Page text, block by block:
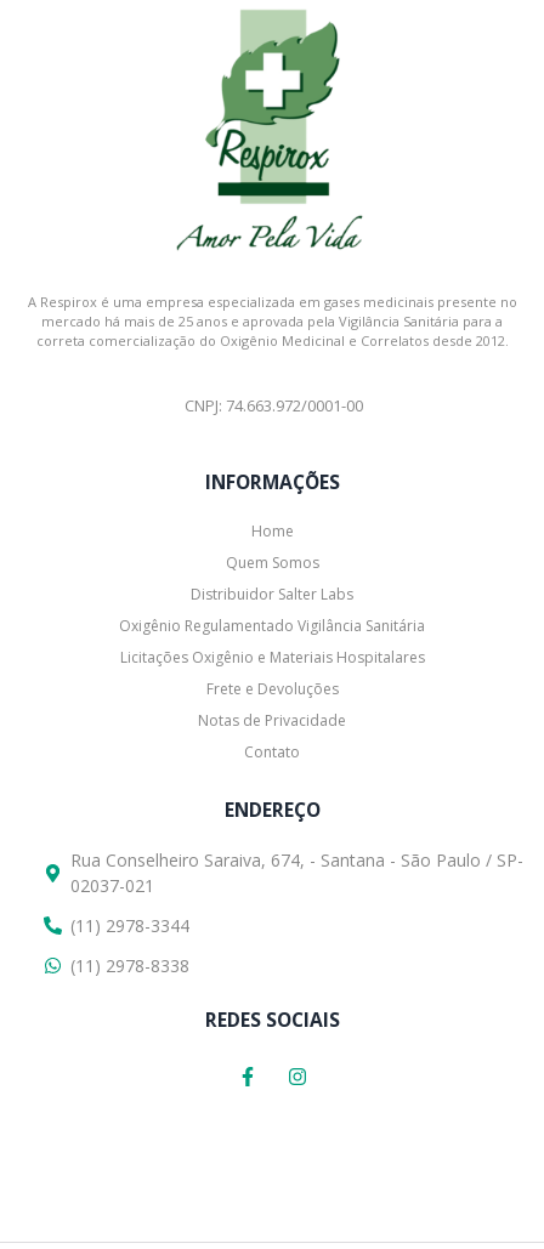
A Respirox é uma empresa especializada em gases medicinais presente no
mercado há mais de 25 anos e aprovada pela Vigilância Sanitária para a
correta comercialização do Oxigênio Medicinal e Correlatos desde 2012.
CNPJ: 74.663.972/0001-00
INFORMAÇÕES
Home
Quem Somos
Distribuidor Salter Labs
Oxigênio Regulamentado Vigilância Sanitária
Licitações Oxigênio e Materiais Hospitalares
Frete e Devoluções
Notas de Privacidade
Contato
ENDEREÇO
Rua Conselheiro Saraiva, 674, - Santana - São Paulo / SP-
02037-021
(11) 2978-3344
(11) 2978-8338
REDES SOCIAIS